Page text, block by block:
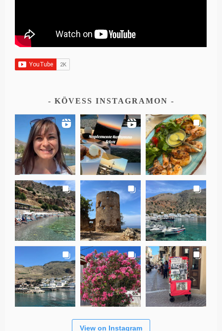
KÖVESS INSTAGRAMON
View on Instagram